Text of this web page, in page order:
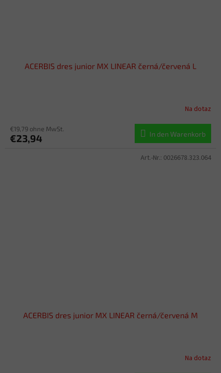
ACERBIS dres junior MX LINEAR černá/červená L
Na dotaz
€19,79 ohne MwSt.
€23,94 In den Warenkorb
ACERBIS dres junior MX LINEAR černá/červená M
Na dotaz
Art.-Nr.: 0026678.323.064